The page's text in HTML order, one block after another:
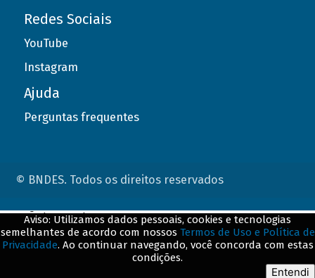
Redes Sociais
YouTube
Instagram
Ajuda
Perguntas frequentes
© BNDES. Todos os direitos reservados
Aviso: Utilizamos dados pessoais, cookies e tecnologias
semelhantes de acordo com nossos Termos de Uso e Política de
Privacidade. Ao continuar navegando, você concorda com estas
condições.
Entendi
ConteÃºdo complementar
${title}${badge}